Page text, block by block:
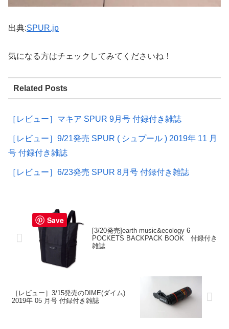
出典:SPUR.jp
気になる方はチェックしてみてくださいね！
Related Posts
［レビュー］マキア SPUR 9月号 付録付き雑誌
［レビュー］9/21発売 SPUR ( シュプール ) 2019年 11 月
号 付録付き雑誌
［レビュー］6/23発売 SPUR 8月号 付録付き雑誌
[3/20発売]earth music&ecology 6
POCKETS BACKPACK BOOK 付録付き
雑誌
［レビュー］3/15発売のDIME(ダイム)
2019年 05 月号 付録付き雑誌
Save